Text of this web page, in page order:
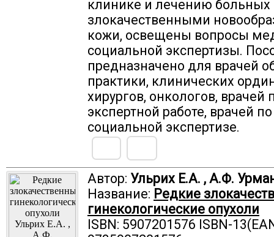
клинике и лечению больных
злокачественными
кожи, освещены вопросы
социальной экспертизы.
предназначено для врачей
практики, клинических
хирургов, онкологов, врачей
экспертной работе, врачей
социальной экспертизе.
Автор: Ульрих Е.А. , А.Ф.
Название: Редкие
гинекологические опухоли
ISBN: 5907201576 ISBN-